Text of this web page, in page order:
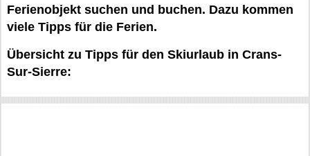
Ferienobjekt suchen und buchen. Dazu kommen
viele Tipps für die Ferien.
Übersicht zu Tipps für den Skiurlaub in Crans-
Sur-Sierre: